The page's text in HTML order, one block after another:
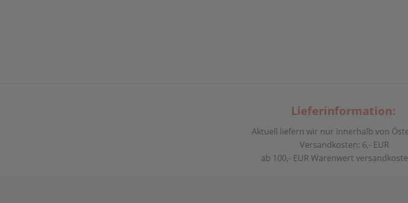
Lieferinformation:
Aktuell liefern wir nur innerhalb von
Versandkosten: 6,- EUR
ab 100,- EUR Warenwert